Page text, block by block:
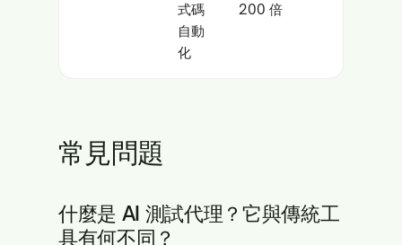
式碼
自動
化
200 倍
常見問題
什麼是 AI 測試代理？它與傳統工
具有何不同？